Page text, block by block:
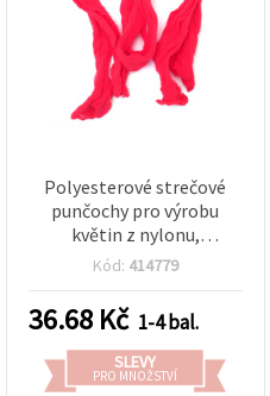
Polyesterové strečové
punčochy pro výrobu
květin z nylonu,
melounová – balení 5 ks
Kód: 414779
36.68 Kč 1-4 bal.
SLEVY
PRO MNOŽSTVÍ